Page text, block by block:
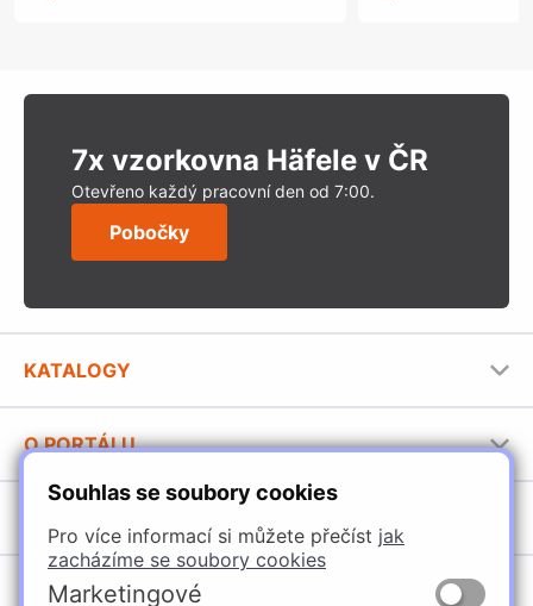
Souhlas se soubory cookies
Pro více informací si můžete přečíst jak
zacházíme se soubory cookies
Marketingové
7x vzorkovna Häfele v ČR
Otevřeno každý pracovní den od 7:00.
Pobočky
KATALOGY
Stavební katalog Häfele
Brožury Häfele
O PORTÁLU
Provozovatel portálu
Jak používat portál
Úchytky
POBOČKY